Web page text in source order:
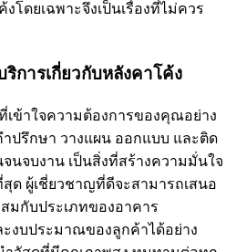
ดยเฉพาะจึงเป็นเรื่องที่ไม่ควร
การเกี่ยวกับหลังคาโค้ง
เข้าใจความต้องการของคุณอย่าง
ปรึกษา วางแผน ออกแบบ และติด
นจบงาน เป็นสิ่งที่สร้างความมั่นใจ
ด ผู้เชี่ยวชาญที่ดีจะสามารถเสนอ
มกับประเภทของอาคาร
งบประมาณของลูกค้าได้อย่าง